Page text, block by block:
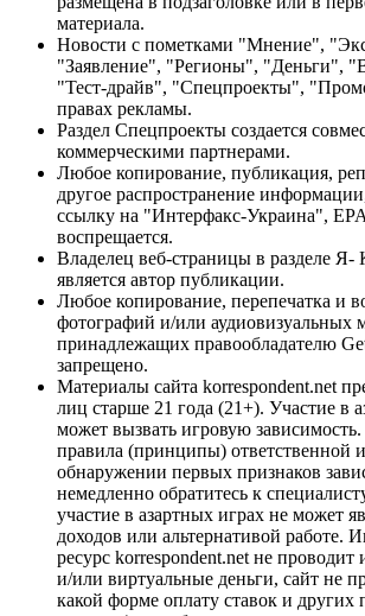
материала.
Новости с пометками "Мнение",
"Заявление", "Регионы", "Деньги",
"Тест-драйв", "Спецпроекты",
правах рекламы.
Раздел Спецпроекты создается
коммерческими партнерами.
Любое копирование, публикация,
другое распространение
ссылку на "Интерфакс-Украина",
воспрещается.
Владелец веб-страницы в разделе Я-
является автор публикации.
Любое копирование, перепечатка и
фотографий и/или аудиовизуальных
принадлежащих правообладателю
запрещено.
Материалы сайта korrespondent.net
лиц старше 21 года (21+). Участие в
может вызвать игровую
правила (принципы) ответственной
обнаружении первых признаков
немедленно обратитесь к
участие в азартных играх не может
доходов или альтернативой работе.
ресурс korrespondent.net не
и/или виртуальные деньги, сайт не
какой форме оплату ставок и других